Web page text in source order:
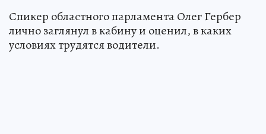
Спикер областного парламента Олег Гербер
лично заглянул в кабину и оценил, в каких
условиях трудятся водители.